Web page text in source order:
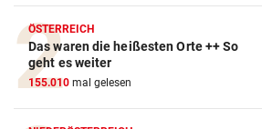
ÖSTERREICH
Das waren die heißesten Orte ++ So
geht es weiter
155.010 mal gelesen